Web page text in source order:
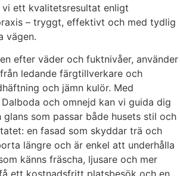
vi ett kvalitetsresultat enligt
– tryggt, effektivt och med tydlig
vägen.
efter väder och fuktnivåer, använder
ledande färgtillverkare och
och jämn kulör. Med
och omnejd kan vi guida dig
som passar både husets stil och
en fasad som skyddar trä och
längre och är enkel att underhålla
känns fräscha, ljusare och mer